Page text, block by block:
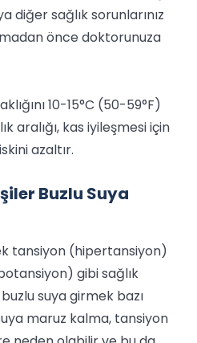
diğer sağlık sorunlarınız
önce doktorunuza
10-15°C (50-59°F)
aralığı, kas iyileşmesi için
azaltır.
Buzlu Suya
tansiyon (hipertansiyon)
gibi sağlık
suya girmek bazı
maruz kalma, tansiyon